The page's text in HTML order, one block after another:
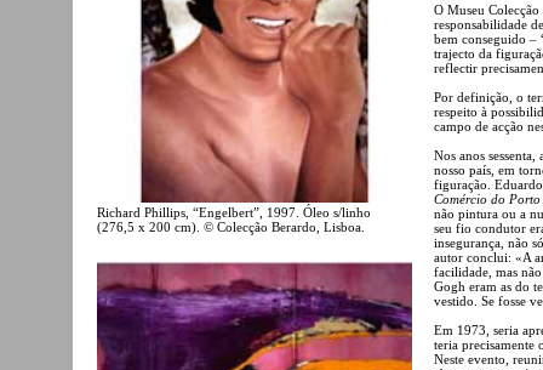
Richard Phillips, “Engelbert”, 1997. Óleo s/linho
(276,5 x 200 cm). © Colecção Berardo, Lisboa.
O Museu
responsabilidade
bem conseguido –
trajecto da
reflectir
Por definição, o
respeito à
campo de acção
Nos anos
nosso país, em
figuração.
Comércio do Porto
não pintura ou a
seu fio condutor
insegurança, não
autor conclui: «A
facilidade, mas
Gogh eram as do
vestido. Se fosse
Em 1973, seria
teria precisamente
Neste evento,